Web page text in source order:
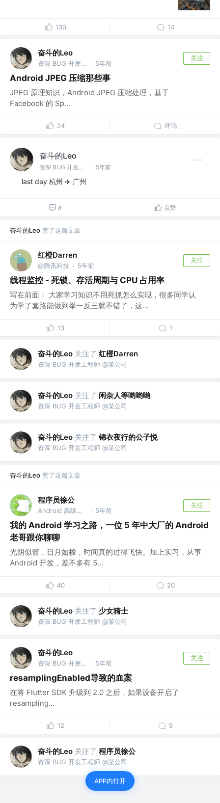
130 14
奋斗的Leo
资深 BUG 开发工程师 @某公司 · 5年前
关注
Android JPEG 压缩那些事
JPEG 原理知识，Android JPEG 压缩处理，基于
Facebook 的 Sp...
24 评论
奋斗的Leo
资深 BUG 开发工程师 @某公司 · 5年前
last day 杭州 ✈️ 广州
8 点赞
奋斗的Leo 赞了这篇文章
红橙Darren
@腾讯科技 · 5年前
关注
线程监控 - 死锁、存活周期与 CPU 占用率
写在前面： 大家学习知识不用死抓怎么实现，很多同学认
为学了套路能做到举一反三就不错了，这...
13 1
奋斗的Leo 关注了 红橙Darren
资深 BUG 开发工程师 @某公司
奋斗的Leo 关注了 闲杂人等哟哟哟
资深 BUG 开发工程师 @某公司
奋斗的Leo 关注了 锦衣夜行的公子悦
资深 BUG 开发工程师 @某公司
奋斗的Leo 赞了这篇文章
程序员徐公
Android 高级工程师 @公众号：徐公 · 5年前
关注
我的 Android 学习之路，一位 5 年中大厂的 Android
老哥跟你聊聊
光阴似箭，日月如梭，时间真的过得飞快。加上实习，从事
Android 开发，差不多有 5...
40 20
奋斗的Leo 关注了 少女骑士
资深 BUG 开发工程师 @某公司
奋斗的Leo
资深 BUG 开发工程师 @某公司 · 5年前
关注
resamplingEnabled导致的血案
在将 Flutter SDK 升级到 2.0 之后，如果设备开启了
resampling...
12 9
奋斗的Leo 关注了 程序员徐公
资深 BUG 开发工程师 @某公司
APP内打开